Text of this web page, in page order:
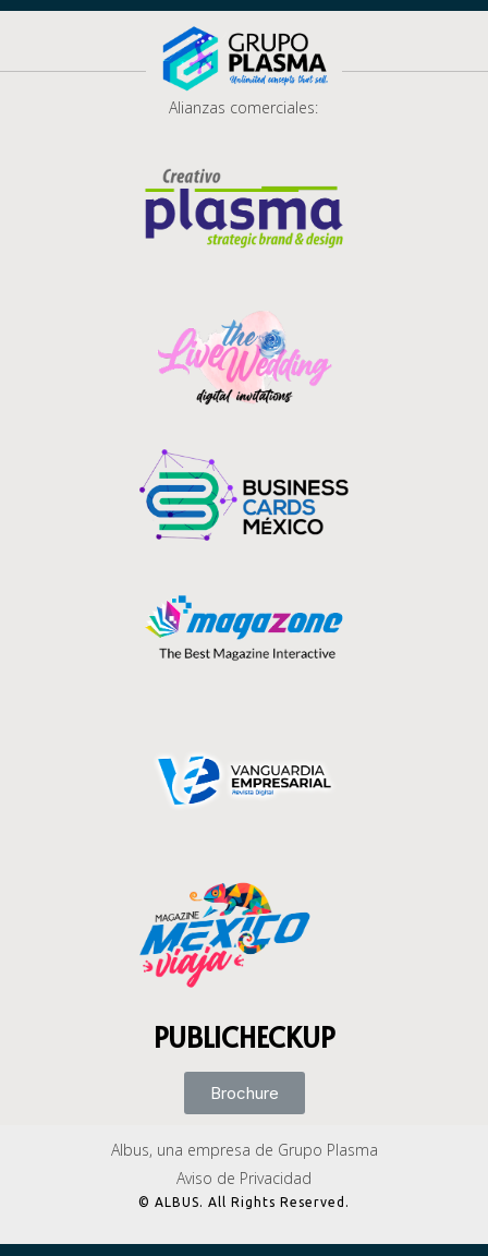
Alianzas comerciales:
PUBLICHECKUP
Brochure
Albus, una empresa de Grupo Plasma
Aviso de Privacidad
© ALBUS. All Rights Reserved.